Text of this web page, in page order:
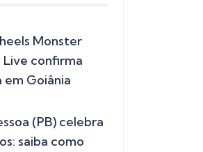
Monster
Live confirma
em Goiânia
(PB) celebra
saiba como